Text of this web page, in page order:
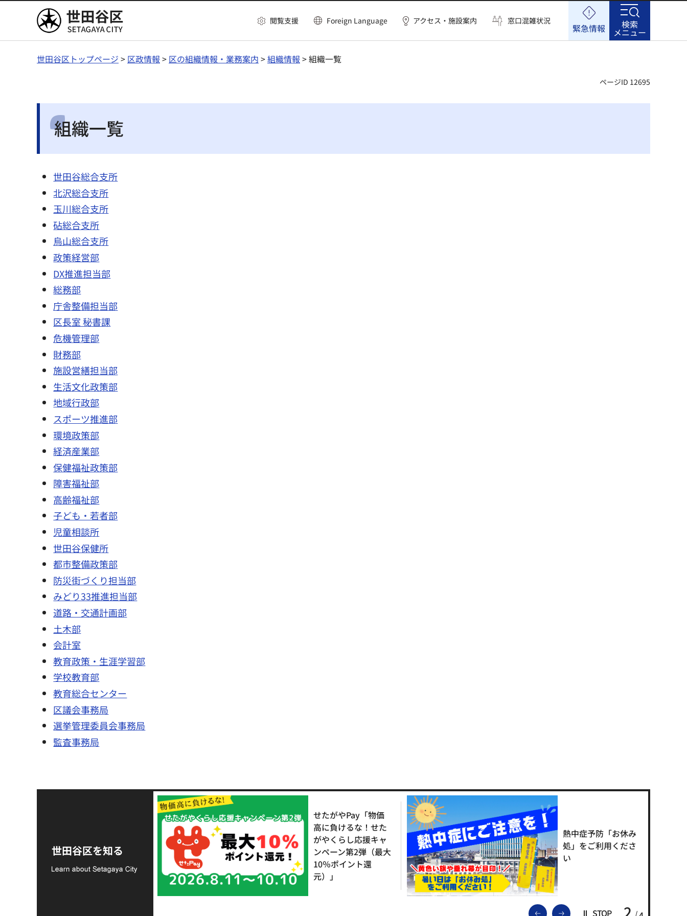
世田谷区 閲覧支援 Foreign Language アクセス・施設案内 窓口混雑状況
緊急情報 検索
メニュー
世田谷区トップページ > 区政情報 > 区の組織情報・業務案内 >組織情報 > 組織一覧
ページID 12695
組織一覧
世田谷総合支所
北沢総合支所
玉川総合支所
砧総合支所
烏山総合支所
政策経営部
DX推進担当部
総務部
庁舎整備担当部
区長室 秘書課
危機管理部
財務部
施設営繕担当部
生活文化政策部
地域行政部
スポーツ推進部
環境政策部
経済産業部
保健福祉政策部
障害福祉部
高齢福祉部
子ども・若者部
児童相談所
世田谷保健所
都市整備政策部
防災街づくり担当部
みどり33推進担当部
道路・交通計画部
土木部
会計室
教育政策・生涯学習部
学校教育部
教育総合センター
区議会事務局
選挙管理委員会事務局
監査事務局
世田谷区を知る
前のスライドを表示
次のスライドを表示
STOP 2
支援金の募集につい
て
せたがやPay「物価
高に負けるな！せた
がやくらし応援キャ
ンペーン第2弾（最大
10％ポイント還
元）」
熱中症予防「お休み
処」をご利用くださ
い